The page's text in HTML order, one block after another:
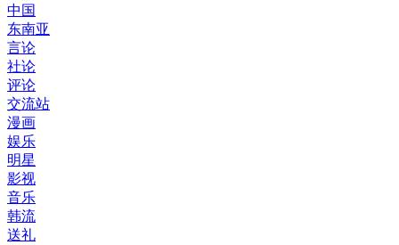
中国
东南亚
言论
社论
评论
交流站
漫画
娱乐
明星
影视
音乐
韩流
送礼